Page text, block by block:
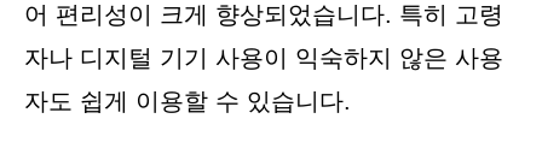
어 편리성이 크게 향상되었습니다. 특히 고령
자나 디지털 기기 사용이 익숙하지 않은 사용
자도 쉽게 이용할 수 있습니다.